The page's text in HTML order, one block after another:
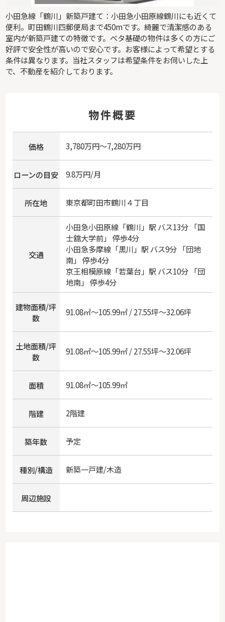
小田急線「鶴川」新築戸建て：小田急小田原線鶴川にも近くて
便利。町田鶴川四郵便局まで450mです。綺麗で清潔感のある
室内が新築戸建ての特徴です。ベタ基礎の物件は多くの方にご
好評で安全性が高いので安心です。お客様によって希望とする
条件は異なります。当社スタッフは希望条件をお伺いした上
で、不動産を紹介しております。
物件概要
価格 3,780万円～7,280万円
ローンの目安 9.8万円/月
所在地 東京都町田市鶴川４丁目
交通
小田急小田原線「鶴川 」駅 バス13分 「国
士舘大学前」 停歩4分
小田急多摩線「黒川 」駅 バス9分 「団地
南」 停歩4分
京王相模原線「若葉台」駅 バス10分 「団
地南」 停歩4分
建物面積/坪
数
91.08㎡～105.99㎡ / 27.55坪～32.06坪
土地面積/坪
数
91.08㎡～105.99㎡ / 27.55坪～32.06坪
面積 91.08㎡～105.99㎡
階建 2階建
築年数 予定
種別/構造 新築一戸建/木造
周辺施設